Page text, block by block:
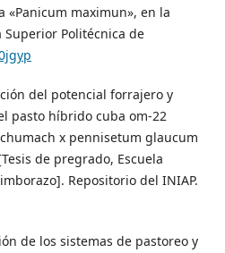
«Panicum maximun», en la
Superior Politécnica de
del potencial forrajero y
pasto híbrido cuba om-22
x pennisetum glaucum
de pregrado, Escuela
Repositorio del INIAP.
de los sistemas de pastoreo y